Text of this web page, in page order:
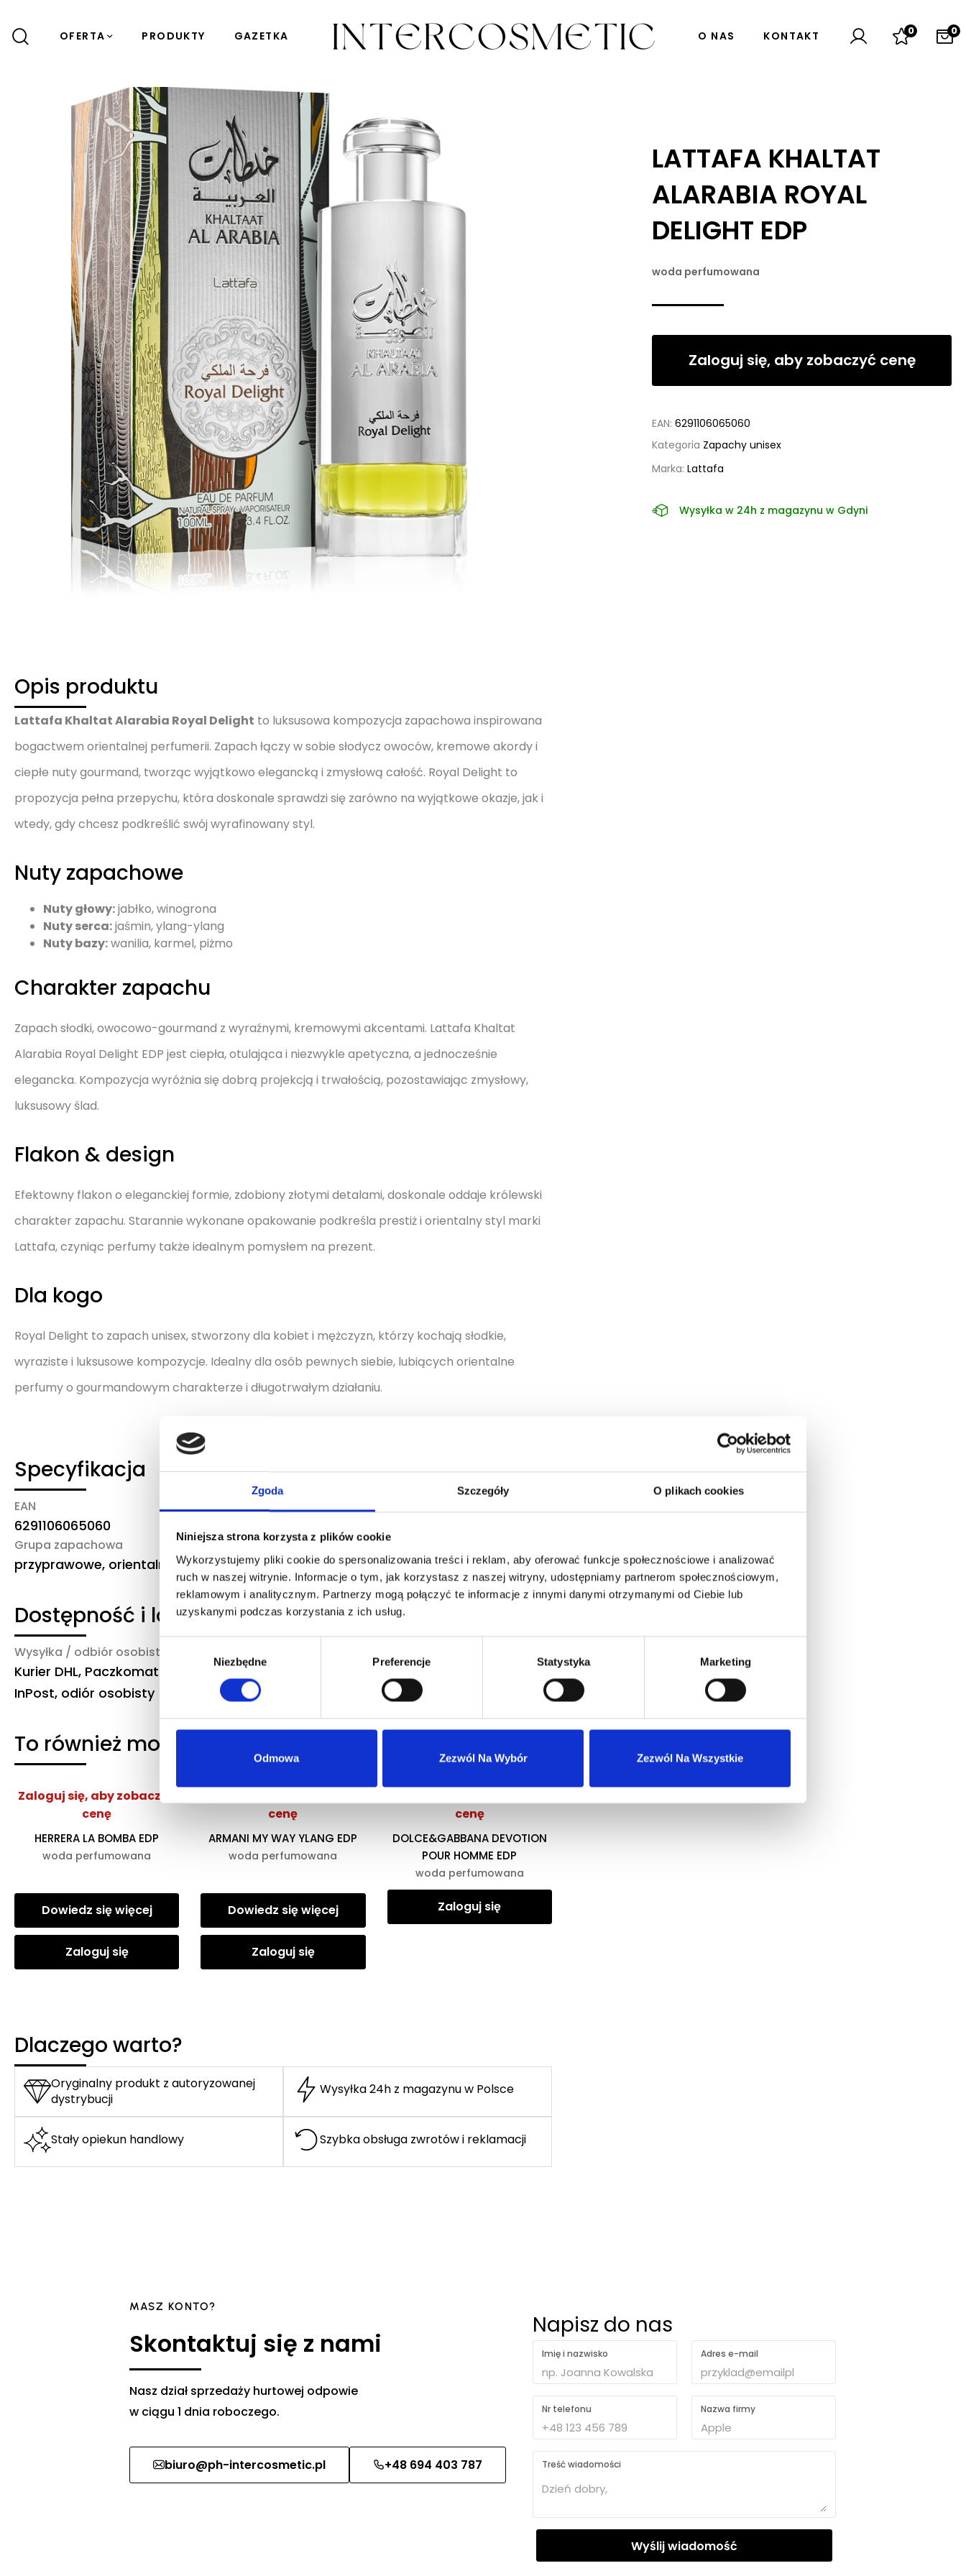
Zgoda Szczegóły O plikach cookies
Niniejsza strona korzysta z plików cookie
Wykorzystujemy pliki cookie do spersonalizowania treści i reklam, aby oferować funkcje społecznościowe i analizować
ruch w naszej witrynie. Informacje o tym, jak korzystasz z naszej witryny, udostępniamy partnerom społecznościowym,
reklamowym i analitycznym. Partnerzy mogą połączyć te informacje z innymi danymi otrzymanymi od Ciebie lub
uzyskanymi podczas korzystania z ich usług.
Niezbędne Preferencje Statystyka Marketing
Odmowa Zezwól Na Wybór Zezwól Na Wszystkie
OFERTA PRODUKTY GAZETKA O NAS KONTAKT 0 0
Opis produktu
Lattafa Khalta­t Alarabia Royal Delight to luksusowa kompozycja zapachowa inspirowana
bogactwem orientalnej perfumerii. Zapach łączy w sobie słodycz owoców, kremowe akordy i
ciepłe nuty gourmand, tworząc wyjątkowo elegancką i zmysłową całość. Royal Delight to
propozycja pełna przepychu, która doskonale sprawdzi się zarówno na wyjątkowe okazje, jak i
wtedy, gdy chcesz podkreślić swój wyrafinowany styl.
Nuty zapachowe
Nuty głowy:jabłko, winogrona
Nuty serca:jaśmin, ylang-ylang
Nuty bazy:wanilia, karmel, piżmo
Charakter zapachu
Zapach słodki, owocowo-gourmand z wyraźnymi, kremowymi akcentami. Lattafa Khalta­t
Alarabia Royal Delight EDP jest ciepła, otulająca i niezwykle apetyczna, a jednocześnie
elegancka. Kompozycja wyróżnia się dobrą projekcją i trwałością, pozostawiając zmysłowy,
luksusowy ślad.
Flakon & design
Efektowny flakon o eleganckiej formie, zdobiony złotymi detalami, doskonale oddaje królewski
charakter zapachu. Starannie wykonane opakowanie podkreśla prestiż i orientalny styl marki
Lattafa, czyniąc perfumy także idealnym pomysłem na prezent.
Dla kogo
Royal Delight to zapach unisex, stworzony dla kobiet i mężczyzn, którzy kochają słodkie,
wyraziste i luksusowe kompozycje. Idealny dla osób pewnych siebie, lubiących orientalne
perfumy o gourmandowym charakterze i długotrwałym działaniu.
Specyfikacja
EAN
6291106065060
Marka/producent Pojemność [ml]
Grupa zapachowa
przyprawowe, orientalne
Dostępność i logistyka
Wysyłka / odbiór osobisty
Kurier DHL, Paczkomat
InPost, odiór osobisty
3-6 dni robocze
Niska dostępność
To również może Ciebie zainteresować
Zaloguj się, aby zobaczyć
cenę
HERRERA LA BOMBA EDP
woda perfumowana
Dowiedz się więcej
Zaloguj się
cenę
ARMANI MY WAY YLANG EDP
woda perfumowana
Dowiedz się więcej
Zaloguj się
cenę
DOLCE&GABBANA DEVOTION
POUR HOMME EDP
woda perfumowana
Zaloguj się
Dlaczego warto?
Oryginalny produkt z autoryzowanej
dystrybucji
Wysyłka 24h z magazynu w Polsce
Stały opiekun handlowy Szybka obsługa zwrotów i reklamacji
LATTAFA KHALTAT
ALARABIA ROYAL
DELIGHT EDP
woda perfumowana
Zaloguj się, aby zobaczyć cenę
EAN:6291106065060
Kategoria Zapachy unisex
Marka:Lattafa
Wysyłka w 24h z magazynu w Gdyni
MASZ KONTO?
Skontaktuj się z nami
Nasz dział sprzedaży hurtowej odpowie
w ciągu 1 dnia roboczego.
biuro@ph-intercosmetic.pl +48 694 403 787
Napisz do nas
Imię i nazwisko Adres e-mail
Nr telefonu Nazwa firmy
Treść wiadomości